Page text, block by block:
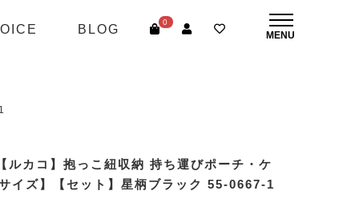
BLOG
0
ルカコ】抱っこ紐収納 持ち運びポーチ・ケ
イズ】【セット】星柄ブラック 55-0667-1